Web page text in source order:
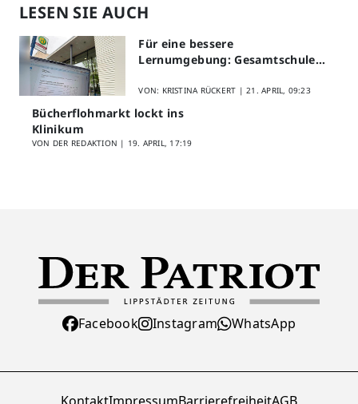
LESEN SIE AUCH
Für eine bessere
Lernumgebung: Gesamtschule
Schülerfeedback
VON: KRISTINA RÜCKERT |21. APRIL, 09:23
Bücherflohmarkt lockt ins
Klinikum
VON DER REDAKTION | 19. APRIL, 17:19
Facebook Instagram WhatsApp